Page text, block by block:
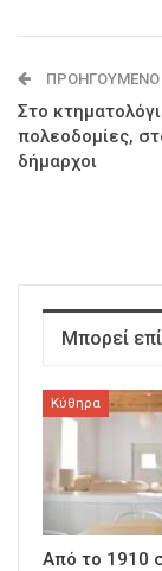
ΠΡΟΗΓΟΎΜΕΝΟ
Στο
πολεοδομίες,
δήμαρχοι
Μπορεί
Κύθηρα
Από το 1910